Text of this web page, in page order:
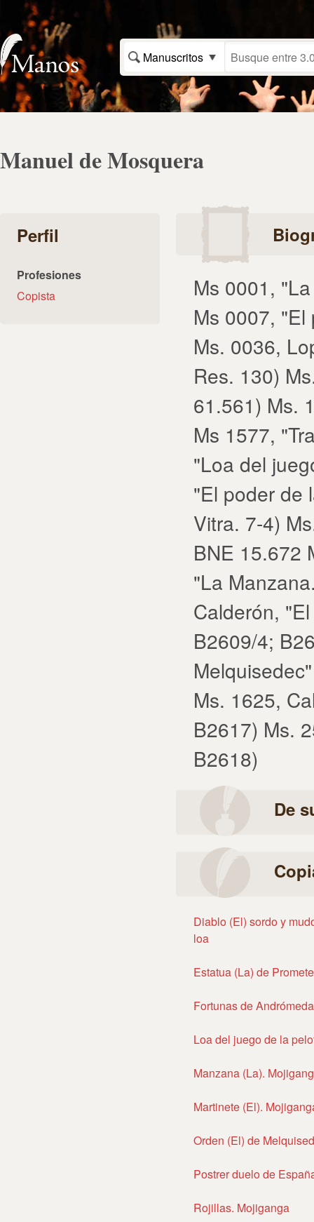
Manuscritos
Manuel de Mosquera
Perfil
Profesiones
Copista
Ms 0001,
Ms 0007,
Ms. 0036,
Res. 130)
61.561) Ms.
Ms 1577,
"Loa del
"El poder de
Vitra. 7-4)
BNE 15.672
"La
Calderón,
B2609/4;
Ms. 1625,
B2617) Ms.
B2618)
De
Diablo (El) sordo y
loa
Estatua (La) de
Fortunas de
Loa del juego de la
Manzana (La).
Martinete (El).
Orden (El) de
Postrer duelo de
Rojillas. Mojiganga